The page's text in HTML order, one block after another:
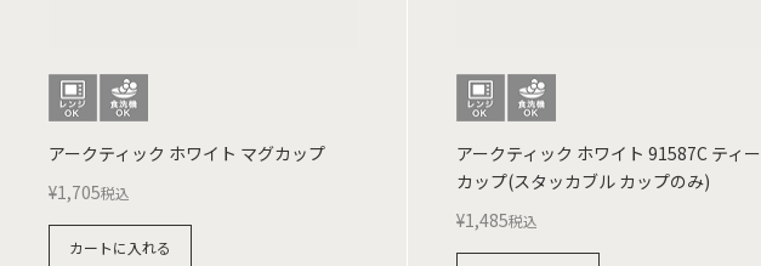
アークティック ホワイト マグカップ
¥1,705税込
カートに入れる
アークティック ホワイト 91587C ティー
カップ(スタッカブル カップのみ)
¥1,485税込